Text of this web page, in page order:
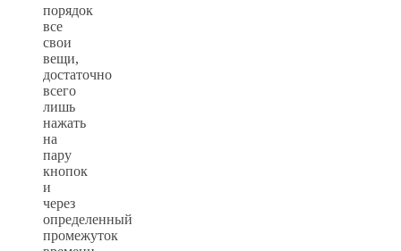
порядок
все
свои
вещи,
достаточно
всего
лишь
нажать
на
пару
кнопок
и
через
определенный
промежуток